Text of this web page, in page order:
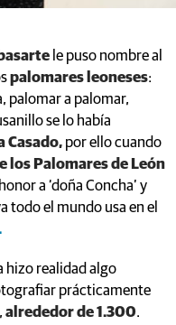
le puso nombre al
palomares leoneses:
palomar a palomar,
se lo había
Casado, por ello cuando
los Palomares de León
a ‘doña Concha’ y
todo el mundo usa en el
hizo realidad algo
prácticamente
alrededor de 1.300.